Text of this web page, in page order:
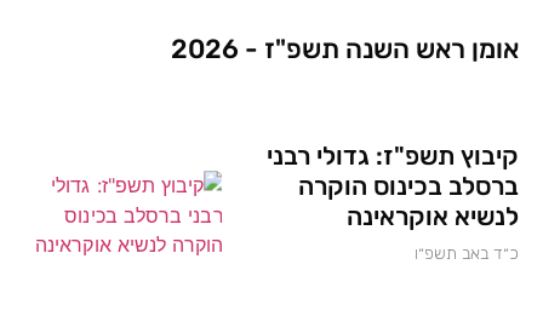
אומן ראש השנה תשפ"ז - 2026
קיבוץ תשפ"ז: גדולי רבני
ברסלב בכינוס הוקרה
לנשיא אוקראינה
כ״ד באב תשפ״ו